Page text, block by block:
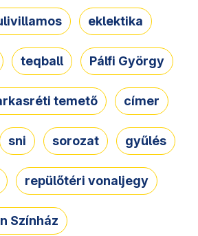
eklektika
teqball Pálfi György
temető címer
sni sorozat gyűlés
repülőtéri vonaljegy
Színház